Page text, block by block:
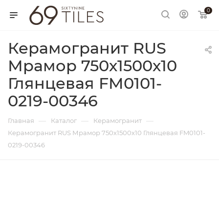
0
Керамогранит RUS
Мрамор 750х1500х10
Глянцевая FM0101-
0219-00346
Главная — Каталог — Керамогранит —
Керамогранит RUS Мрамор 750х1500х10 Глянцевая FM0101-
0219-00346